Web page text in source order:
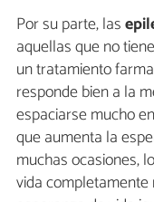
Por su parte, las
aquellas que no
un tratamiento
responde bien a la
espaciarse mucho
que aumenta la
muchas ocasiones,
vida